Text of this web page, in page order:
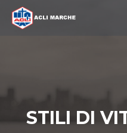
STILI DI